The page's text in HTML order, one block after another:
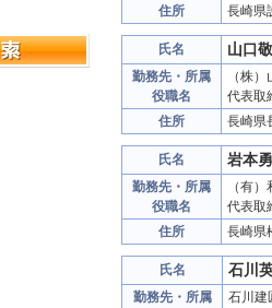
住所 長崎
氏名 山口
勤務先・所属
役職名
（株
代表取
住所
長崎
氏名 岩本勇
勤務先・所属
役職名
（有
代表取
住所
長崎
氏名 石川
勤務先・所属
石川建